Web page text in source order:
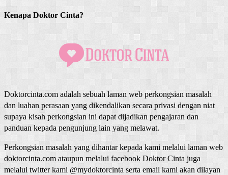
Kenapa Doktor Cinta?
Doktorcinta.com adalah sebuah laman web perkongsian masalah
dan luahan perasaan yang dikendalikan secara privasi dengan niat
supaya kisah perkongsian ini dapat dijadikan pengajaran dan
panduan kepada pengunjung lain yang melawat.
Perkongsian masalah yang dihantar kepada kami melalui laman web
doktorcinta.com ataupun melalui facebook Doktor Cinta juga
melalui twitter kami @mydoktorcinta serta email kami akan dilayan